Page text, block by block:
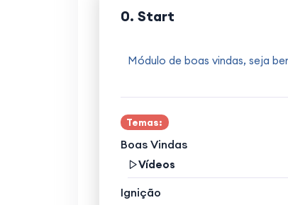
0. Start
Módulo de boas vindas, seja
Temas:
Boas Vindas
Vídeos
Ignição